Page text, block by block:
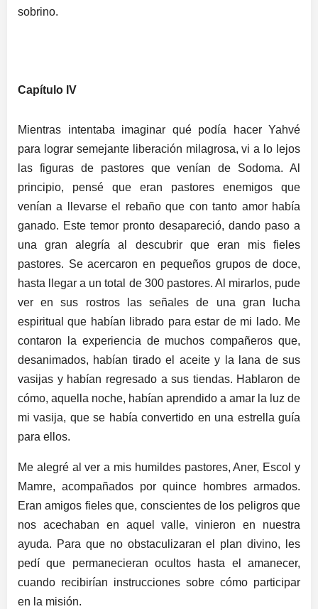
sobrino.
Capítulo IV
Mientras intentaba imaginar qué podía hacer Yahvé
para lograr semejante liberación milagrosa, vi a lo lejos
las figuras de pastores que venían de Sodoma. Al
principio, pensé que eran pastores enemigos que
venían a llevarse el rebaño que con tanto amor había
ganado. Este temor pronto desapareció, dando paso a
una gran alegría al descubrir que eran mis fieles
pastores. Se acercaron en pequeños grupos de doce,
hasta llegar a un total de 300 pastores. Al mirarlos, pude
ver en sus rostros las señales de una gran lucha
espiritual que habían librado para estar de mi lado. Me
contaron la experiencia de muchos compañeros que,
desanimados, habían tirado el aceite y la lana de sus
vasijas y habían regresado a sus tiendas. Hablaron de
cómo, aquella noche, habían aprendido a amar la luz de
mi vasija, que se había convertido en una estrella guía
para ellos.
Me alegré al ver a mis humildes pastores, Aner, Escol y
Mamre, acompañados por quince hombres armados.
Eran amigos fieles que, conscientes de los peligros que
nos acechaban en aquel valle, vinieron en nuestra
ayuda. Para que no obstaculizaran el plan divino, les
pedí que permanecieran ocultos hasta el amanecer,
cuando recibirían instrucciones sobre cómo participar
en la misión.